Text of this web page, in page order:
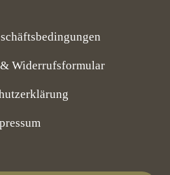
Widerrufsformular